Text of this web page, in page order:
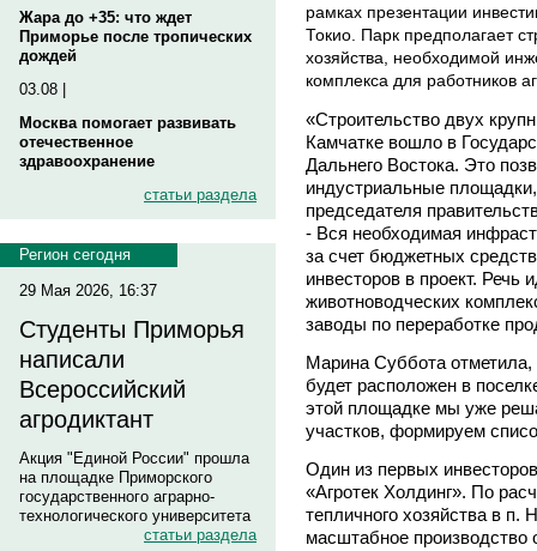
Жара до +35: что ждет
Приморье после тропических
дождей
03.08 |
Москва помогает развивать
отечественное
здравоохранение
статьи раздела
Регион сегодня
29 Мая 2026, 16:37
Студенты Приморья
написали
Всероссийский
агродиктант
Акция "Единой России" прошла
на площадке Приморского
государственного аграрно-
технологического университета
статьи раздела
рамках презентации
Токио. Парк предполагает
хозяйства, необходимой
комплекса для работников
«Строительство двух
Камчатке вошло в
Дальнего Востока. Это
индустриальные
председателя
- Вся необходимая
за счет бюджетных
инвесторов в проект. Речь
животноводческих
заводы по переработке
Марина Суббота
будет расположен в
этой площадке мы уже
участков, формируем
Один из первых
«Агротек Холдинг». По
тепличного хозяйства в п.
масштабное производство